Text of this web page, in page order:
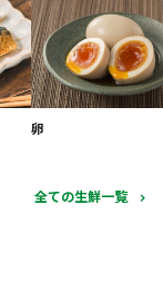
卵
全ての生鮮一覧